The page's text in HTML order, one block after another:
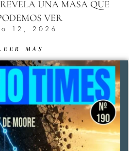
UNA MASA QUE
VER
12, 2026
MÁS